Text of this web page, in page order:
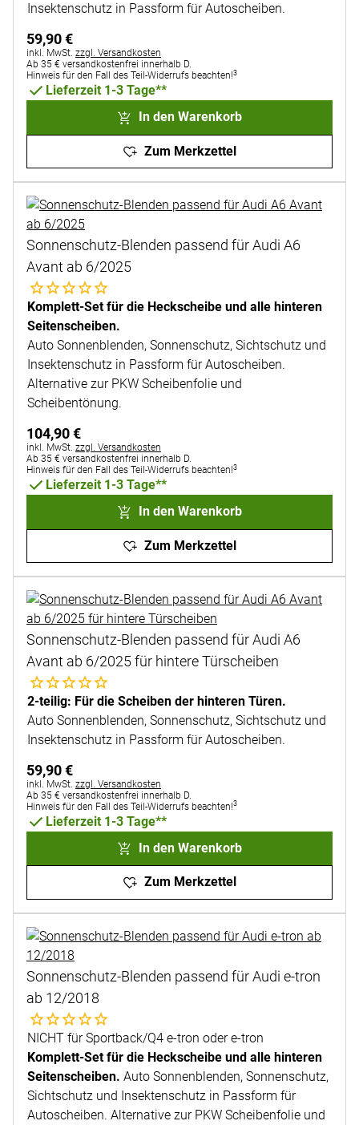
Insektenschutz in Passform für Autoscheiben.
59,90€
Steuerhinweis:
inkl. MwSt. zzgl. Versandkosten
Ab 35 € versandkostenfrei innerhalb D.
Hinweis für den Fall des Teil-Widerrufs beachten!3
Lieferzeit 1-3 Tage**
In den Warenkorb
Zum Merkzettel
Sonnenschutz-Blenden passend für Audi A6
Avant ab 6/2025
Noch keine Bewertungen abgegeben
Komplett-Set für die Heckscheibe und alle hinteren
Seitenscheiben.
Auto Sonnenblenden, Sonnenschutz, Sichtschutz und
Insektenschutz in Passform für Autoscheiben.
Alternative zur PKW Scheibenfolie und
Scheibentönung.
104,90€
Steuerhinweis:
inkl. MwSt. zzgl. Versandkosten
Ab 35 € versandkostenfrei innerhalb D.
Hinweis für den Fall des Teil-Widerrufs beachten!3
Lieferzeit 1-3 Tage**
In den Warenkorb
Zum Merkzettel
Sonnenschutz-Blenden passend für Audi A6
Avant ab 6/2025 für hintere Türscheiben
Noch keine Bewertungen abgegeben
2-teilig: Für die Scheiben der hinteren Türen.
Auto Sonnenblenden, Sonnenschutz, Sichtschutz und
Insektenschutz in Passform für Autoscheiben.
59,90€
Steuerhinweis:
inkl. MwSt. zzgl. Versandkosten
Ab 35 € versandkostenfrei innerhalb D.
Hinweis für den Fall des Teil-Widerrufs beachten!3
Lieferzeit 1-3 Tage**
In den Warenkorb
Zum Merkzettel
Sonnenschutz-Blenden passend für Audi e-tron
ab 12/2018
Noch keine Bewertungen abgegeben
NICHT für Sportback/Q4 e-tron oder e-tron
Komplett-Set für die Heckscheibe und alle hinteren
Seitenscheiben. Auto Sonnenblenden, Sonnenschutz,
Sichtschutz und Insektenschutz in Passform für
Autoscheiben. Alternative zur PKW Scheibenfolie und